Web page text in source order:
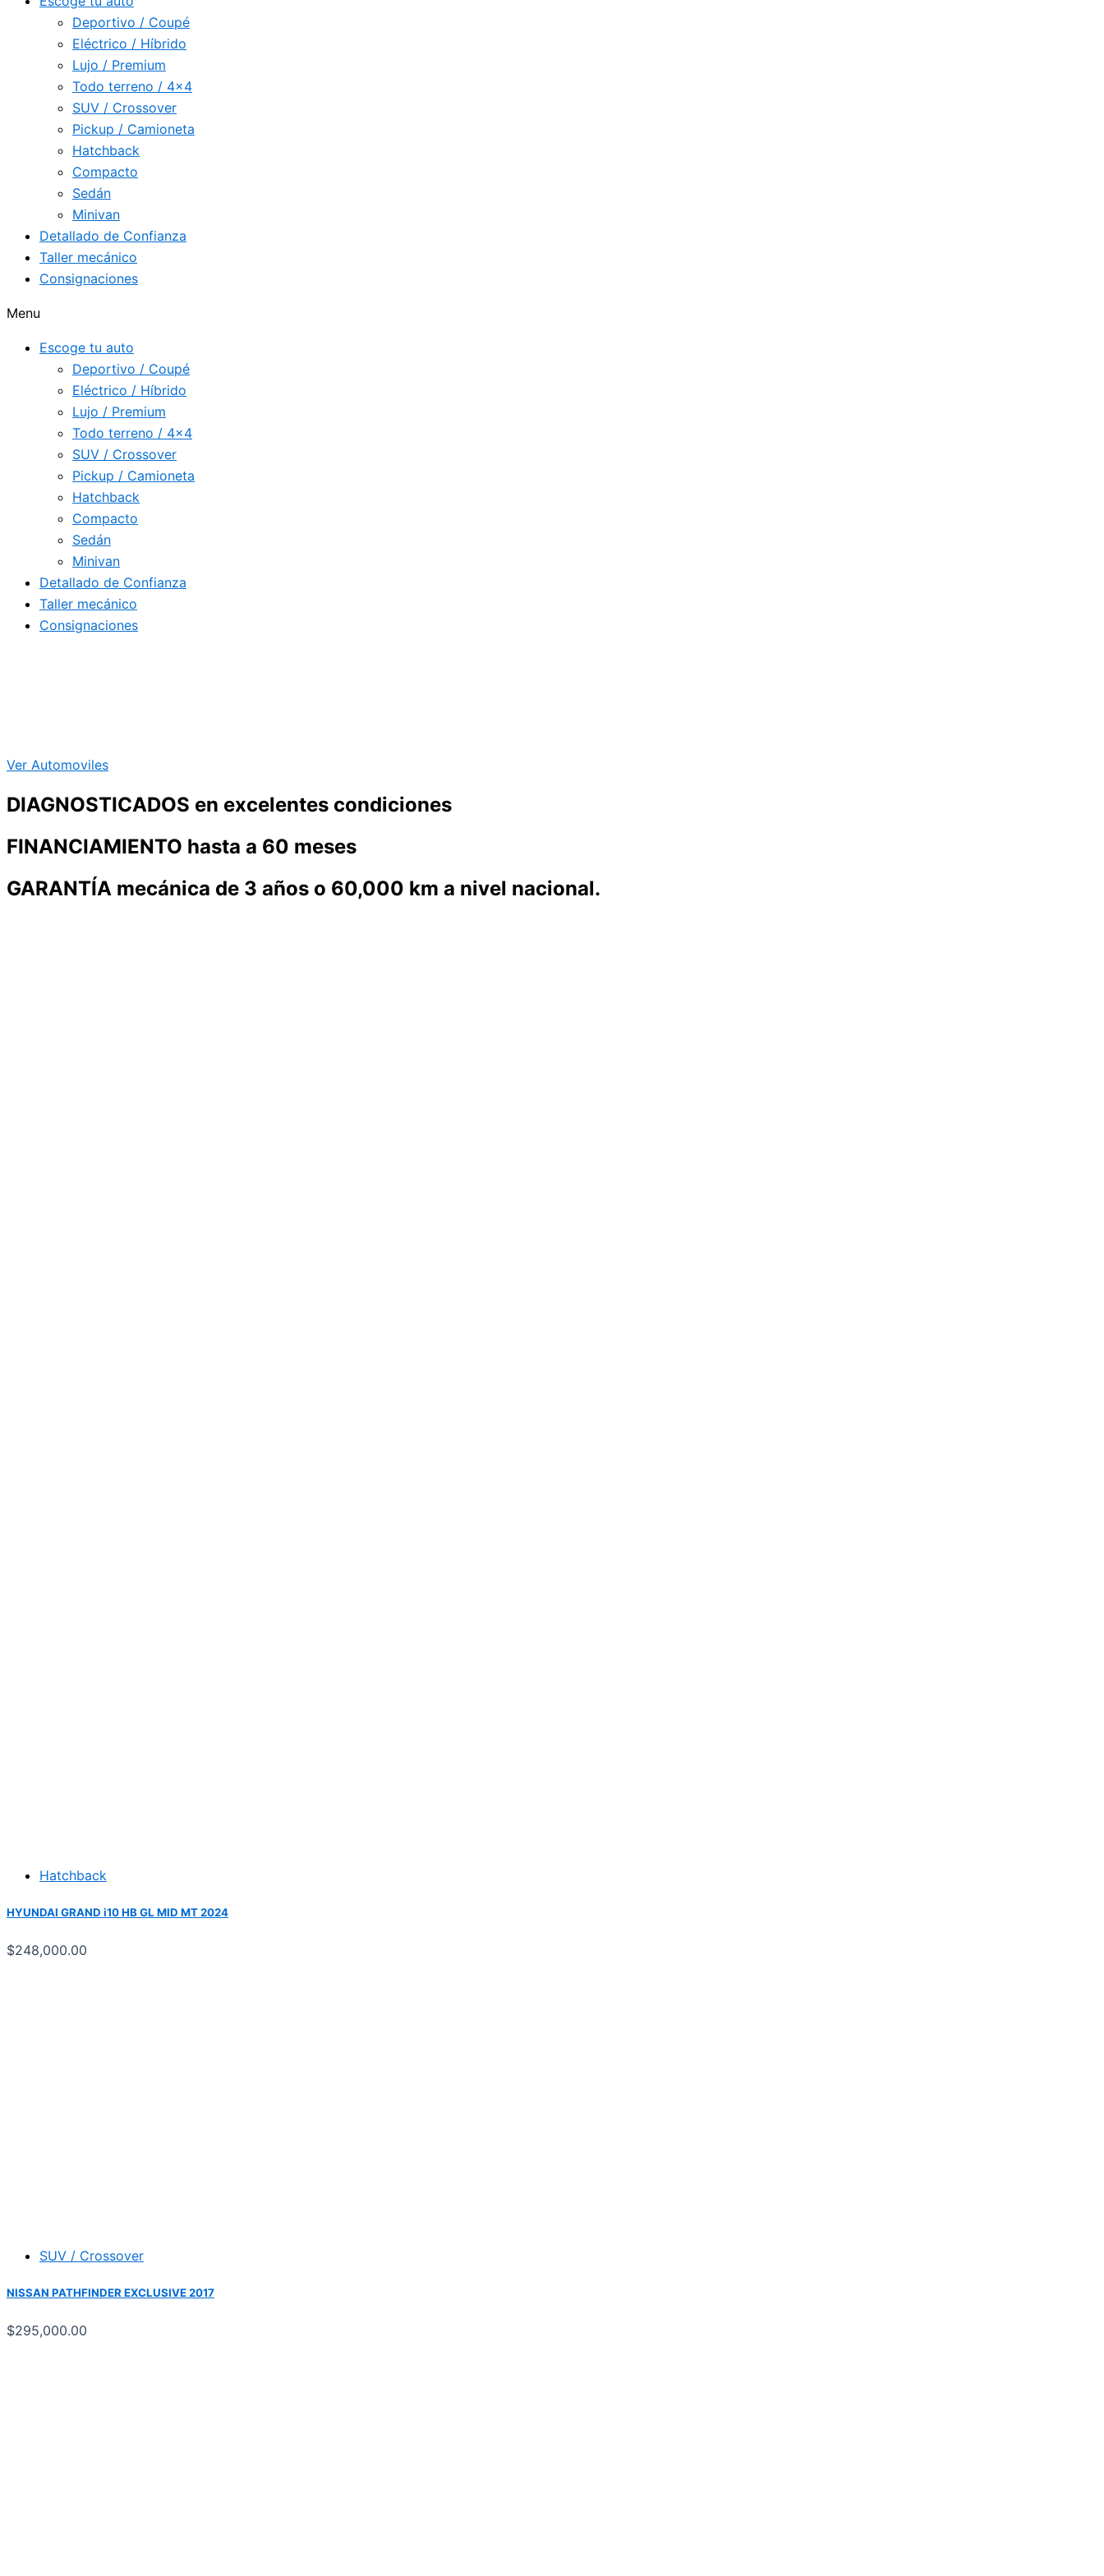
Deportivo / Coupé
Eléctrico / Híbrido
Lujo / Premium
Todo terreno / 4×4
SUV / Crossover
Pickup / Camioneta
Hatchback
Compacto
Sedán
Minivan
Detallado de Confianza
Taller mecánico
Consignaciones
Menu
Escoge tu auto
Deportivo / Coupé
Eléctrico / Híbrido
Lujo / Premium
Todo terreno / 4×4
SUV / Crossover
Pickup / Camioneta
Hatchback
Compacto
Sedán
Minivan
Detallado de Confianza
Taller mecánico
Consignaciones
Ver Automoviles
DIAGNOSTICADOS en excelentes condiciones
FINANCIAMIENTO hasta a 60 meses
GARANTÍA mecánica de 3 años o 60,000 km a nivel nacional.
Hatchback
HYUNDAI GRAND i10 HB GL MID MT 2024
$248,000.00
SUV / Crossover
NISSAN PATHFINDER EXCLUSIVE 2017
$295,000.00